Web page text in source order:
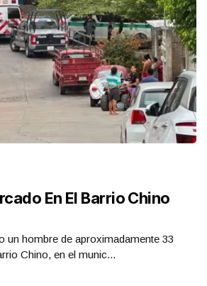
En El Barrio Chino
un hombre de aproximadamente 33
Chino, en el munic...